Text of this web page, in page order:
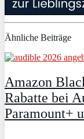
Ähnliche Beiträge
Amazon
Rabatte bei
Paramount+